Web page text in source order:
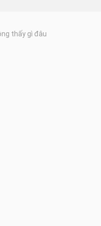
thấy gì đâu